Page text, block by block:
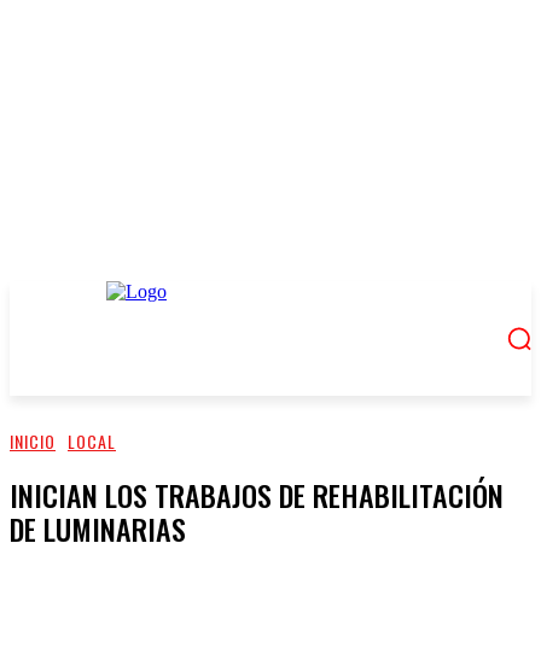
INICIO LOCAL
INICIAN LOS TRABAJOS DE REHABILITACIÓN
DE LUMINARIAS